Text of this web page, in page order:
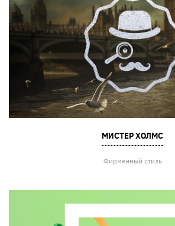
МИСТЕР ХОЛМС
Фирменный стиль